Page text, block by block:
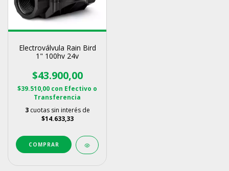
Electroválvula Rain Bird
1" 100hv 24v
$43.900,00
$39.510,00 con Efectivo o
Transferencia
3 cuotas sin interés de
$14.633,33